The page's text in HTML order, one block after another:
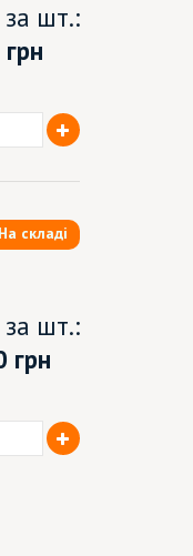
шт.:
грн
На складі
шт.:
грн